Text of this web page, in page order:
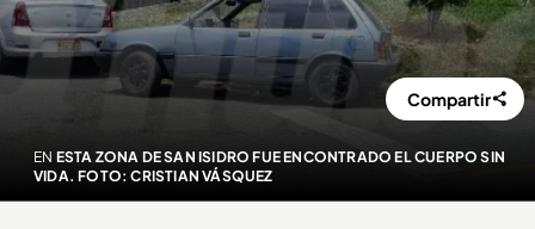
EN ESTA ZONA DE SAN ISIDRO FUE ENCONTRADO EL CUERPO SIN
VIDA. FOTO: CRISTIAN VÁSQUEZ
Compartir